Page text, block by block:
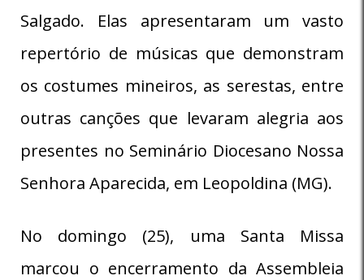
Salgado. Elas apresentaram um vasto
repertório de músicas que demonstram
os costumes mineiros, as serestas, entre
outras canções que levaram alegria aos
presentes no Seminário Diocesano Nossa
Senhora Aparecida, em Leopoldina (MG).
No domingo (25), uma Santa Missa
marcou o encerramento da Assembleia